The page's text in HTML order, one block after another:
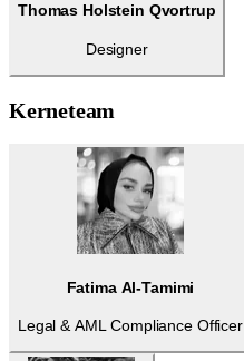
Thomas Holstein Qvortrup
Designer
Kerneteam
Fatima Al-Tamimi
Legal & AML Compliance Officer